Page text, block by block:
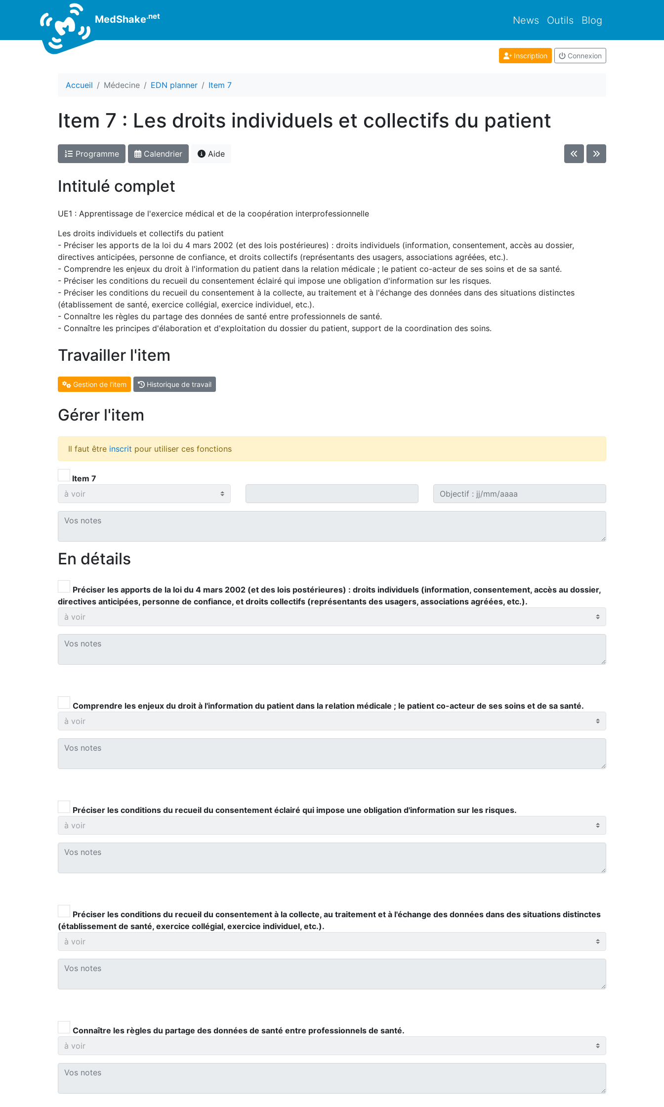
MedShake.net News Outils Blog
Inscription Connexion
Accueil Médecine EDN planner Item 7
Item 7 : Les droits individuels et collectifs du patient
Programme Calendrier Aide
Intitulé complet
UE1 : Apprentissage de l'exercice médical et de la coopération interprofessionnelle
Les droits individuels et collectifs du patient
- Préciser les apports de la loi du 4 mars 2002 (et des lois postérieures) : droits individuels (information, consentement, accès au dossier,
directives anticipées, personne de confiance, et droits collectifs (représentants des usagers, associations agréées, etc.).
- Comprendre les enjeux du droit à l'information du patient dans la relation médicale ; le patient co-acteur de ses soins et de sa santé.
- Préciser les conditions du recueil du consentement éclairé qui impose une obligation d'information sur les risques.
- Préciser les conditions du recueil du consentement à la collecte, au traitement et à l'échange des données dans des situations distinctes
(établissement de santé, exercice collégial, exercice individuel, etc.).
- Connaître les règles du partage des données de santé entre professionnels de santé.
- Connaître les principes d'élaboration et d'exploitation du dossier du patient, support de la coordination des soins.
Travailler l'item
Gestion de l'item Historique de travail
Gérer l'item
Il faut être inscrit pour utiliser ces fonctions
Item 7
En détails
Préciser les apports de la loi du 4 mars 2002 (et des lois postérieures) : droits individuels (information, consentement, accès au dossier,
directives anticipées, personne de confiance, et droits collectifs (représentants des usagers, associations agréées, etc.).
Comprendre les enjeux du droit à l'information du patient dans la relation médicale ; le patient co-acteur de ses soins et de sa santé.
Préciser les conditions du recueil du consentement éclairé qui impose une obligation d'information sur les risques.
Préciser les conditions du recueil du consentement à la collecte, au traitement et à l'échange des données dans des situations distinctes
(établissement de santé, exercice collégial, exercice individuel, etc.).
Connaître les règles du partage des données de santé entre professionnels de santé.